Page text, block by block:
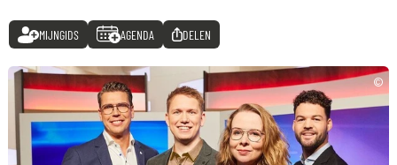
MIJNGIDS AGENDA DELEN
©